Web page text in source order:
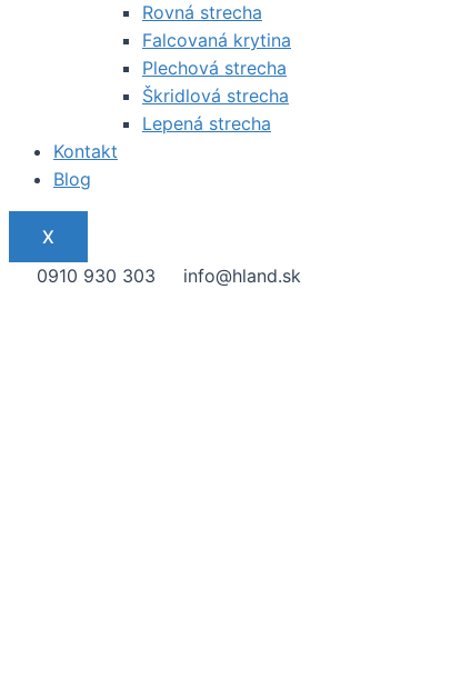
Rovná strecha
Falcovaná krytina
Plechová strecha
Škridlová strecha
Lepená strecha
Kontakt
Blog
X
0910 930 303
info@hland.sk